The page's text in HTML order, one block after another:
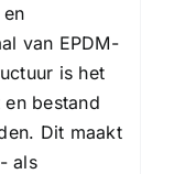
van EPDM-
is het
bestand
Dit maakt
als